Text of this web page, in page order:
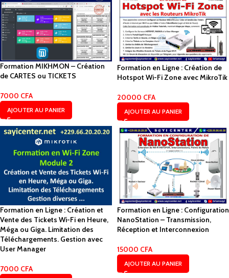
Formation MIKHMON – Création
de CARTES ou TICKETS
7000 CFA
AJOUTER AU PANIER
Formation en Ligne : Création de
Hotspot Wi-Fi Zone avec MikroTik
20000 CFA
AJOUTER AU PANIER
Formation en Ligne : Création et
Vente des Tickets Wi-Fi en Heure,
Méga ou Giga. Limitation des
Téléchargements. Gestion avec
User Manager
7000 CFA
Formation en Ligne : Configuration
NanoStation – Transmission,
Réception et Interconnexion
15000 CFA
AJOUTER AU PANIER